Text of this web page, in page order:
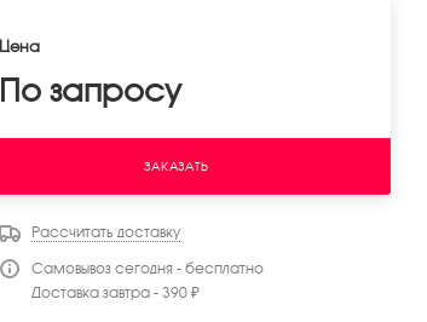
Цена
По запросу
ЗАКАЗАТЬ
Рассчитать доставку
Самовывоз сегодня - бесплатно
Доставка завтра - 390 ₽